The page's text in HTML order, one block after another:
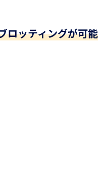
ロッティングが可能